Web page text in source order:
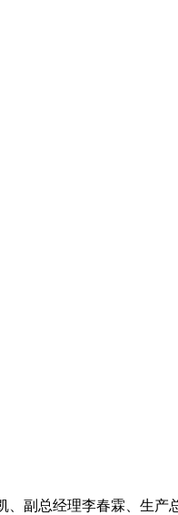
副总经理李春霖、生产